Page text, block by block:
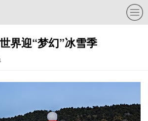
界迎“梦幻”冰雪季